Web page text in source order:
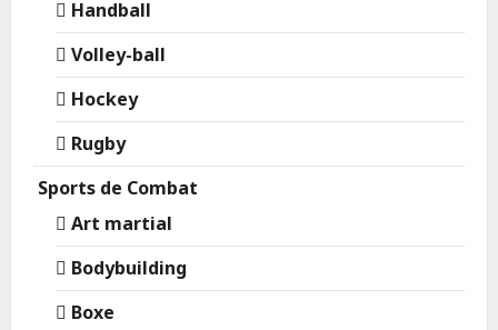
Handball
Volley-ball
Hockey
Rugby
Sports de Combat
Art martial
Bodybuilding
Boxe